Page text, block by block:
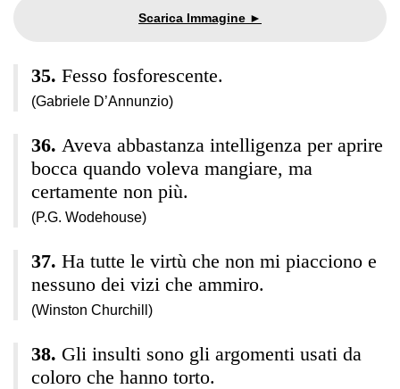
Fesso fosforescente.
(Gabriele D’Annunzio)
Aveva abbastanza intelligenza per aprire
bocca quando voleva mangiare, ma
certamente non più.
(P.G. Wodehouse)
Ha tutte le virtù che non mi piacciono e
nessuno dei vizi che ammiro.
(Winston Churchill)
Gli insulti sono gli argomenti usati da
coloro che hanno torto.